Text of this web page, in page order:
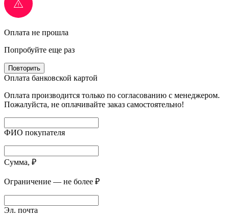
Оплата не прошла
Попробуйте еще раз
Повторить
Оплата банковской картой
Оплата производится только по согласованию с менеджером.
Пожалуйста, не оплачивайте заказ самостоятельно!
ФИО покупателя
Сумма, ₽
Ограничение — не более ₽
Эл. почта